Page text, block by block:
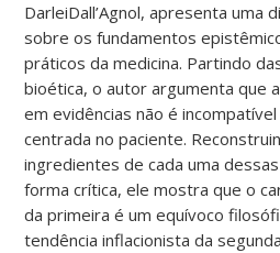
DarleiDall’Agnol, apresenta uma
sobre os fundamentos
práticos da medicina. Partindo
bioética, o autor argumenta que
em evidências não é
centrada no paciente.
ingredientes de cada uma
forma crítica, ele mostra que o
da primeira é um equívoco
tendência inflacionista da